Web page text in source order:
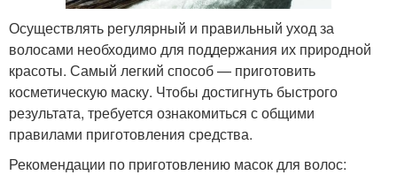
Осуществлять регулярный и правильный уход за
волосами необходимо для поддержания их природной
красоты. Самый легкий способ — приготовить
косметическую маску. Чтобы достигнуть быстрого
результата, требуется ознакомиться с общими
правилами приготовления средства.
Рекомендации по приготовлению масок для волос: